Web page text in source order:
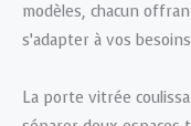
modèles, chacun
s’adapter à vos
La porte vitrée